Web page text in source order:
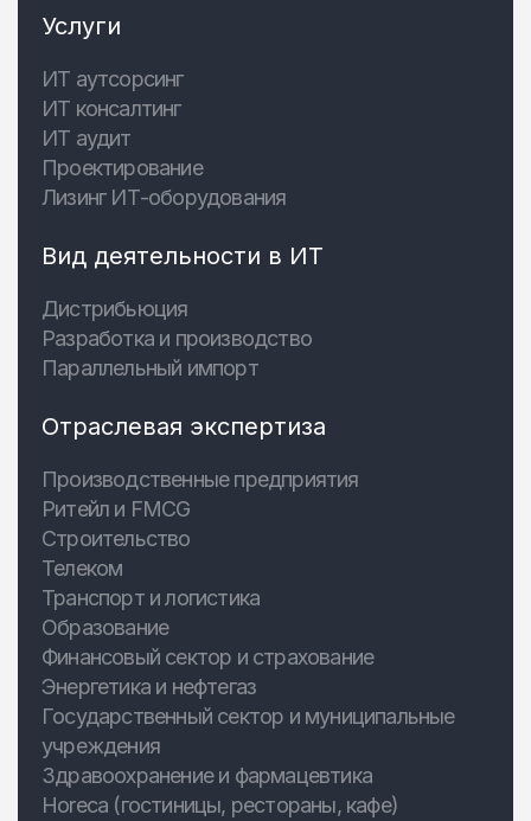
Услуги
ИТ аутсорсинг
ИТ консалтинг
ИТ аудит
Проектирование
Лизинг ИТ-оборудования
Вид деятельности в ИТ
Дистрибьюция
Разработка и производство
Параллельный импорт
Отраслевая экспертиза
Производственные предприятия
Ритейл и FMCG
Строительство
Телеком
Транспорт и логистика
Образование
Финансовый сектор и страхование
Энергетика и нефтегаз
Государственный сектор и муниципальные
учреждения
Здравоохранение и фармацевтика
Horeca (гостиницы, рестораны, кафе)